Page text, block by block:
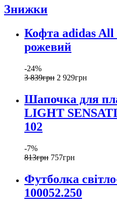
Знижки
Кофта adidas All
рожевий
-24%
3 839грн 2 929грн
Шапочка для
LIGHT
102
-7%
813грн 757грн
Футболка
100052.250